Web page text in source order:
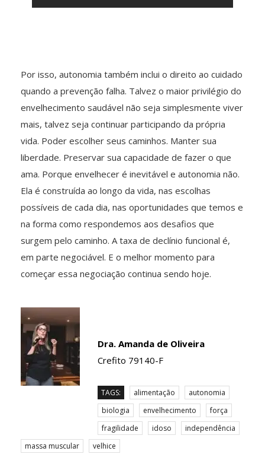
Por isso, autonomia também inclui o direito ao cuidado
quando a prevenção falha. Talvez o maior privilégio do
envelhecimento saudável não seja simplesmente viver
mais, talvez seja continuar participando da própria
vida. Poder escolher seus caminhos. Manter sua
liberdade. Preservar sua capacidade de fazer o que
ama. Porque envelhecer é inevitável e autonomia não.
Ela é construída ao longo da vida, nas escolhas
possíveis de cada dia, nas oportunidades que temos e
na forma como respondemos aos desafios que
surgem pelo caminho. A taxa de declínio funcional é,
em parte negociável. E o melhor momento para
começar essa negociação continua sendo hoje.
Dra. Amanda de Oliveira
Crefito 79140-F
TAGS: alimentação
autonomia
biologia
envelhecimento
força
fragilidade
idoso
independência
massa muscular
velhice